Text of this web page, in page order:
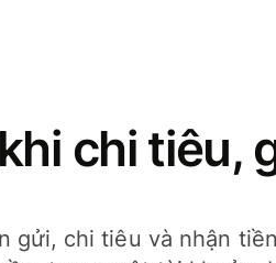
chi tiêu,
gửi, chi tiêu và nhận